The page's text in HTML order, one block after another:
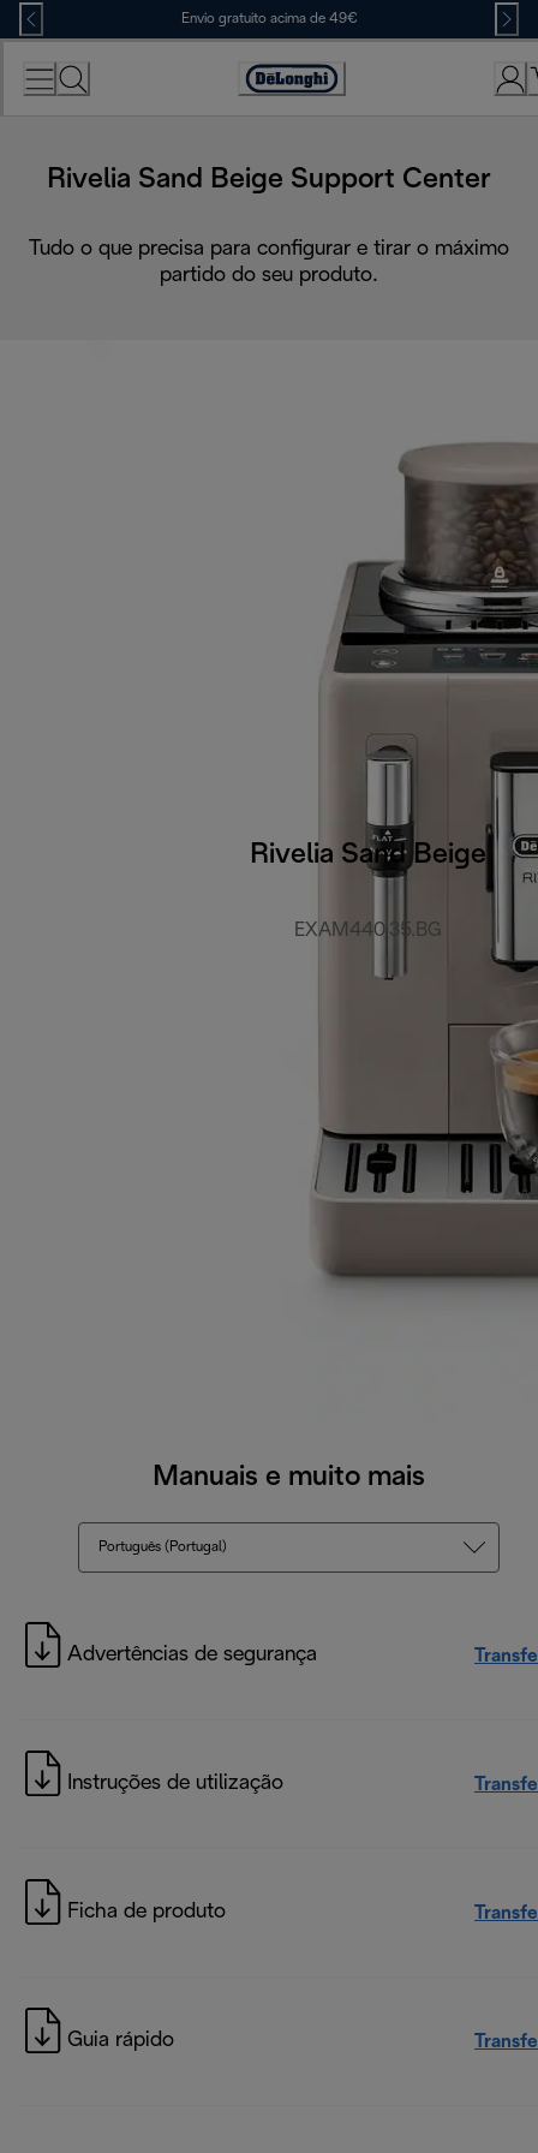
Skip
to
Content
Envio gratuito acima de 49€
Accessibility
Rivelia Sand Beige Support Center
Tudo o que precisa para configurar e tirar o máximo
partido do seu produto.
Rivelia Sand Beige
EXAM440.35.BG
Manuais e muito mais
Português (Portugal)
Advertências de segurança
Instruções de utilização
Ficha de produto
Guia rápido